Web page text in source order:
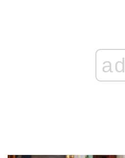
ad